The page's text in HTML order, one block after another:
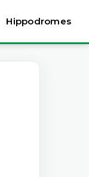
Hippodromes